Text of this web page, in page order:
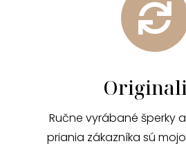

Ručne vyrábané šperky
priania zákazníka sú